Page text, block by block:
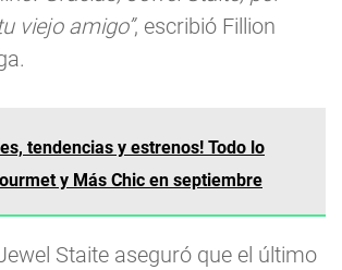
viejo amigo”, escribió Fillion
tendencias y estrenos! Todo lo
y Más Chic en septiembre
Staite aseguró que el último